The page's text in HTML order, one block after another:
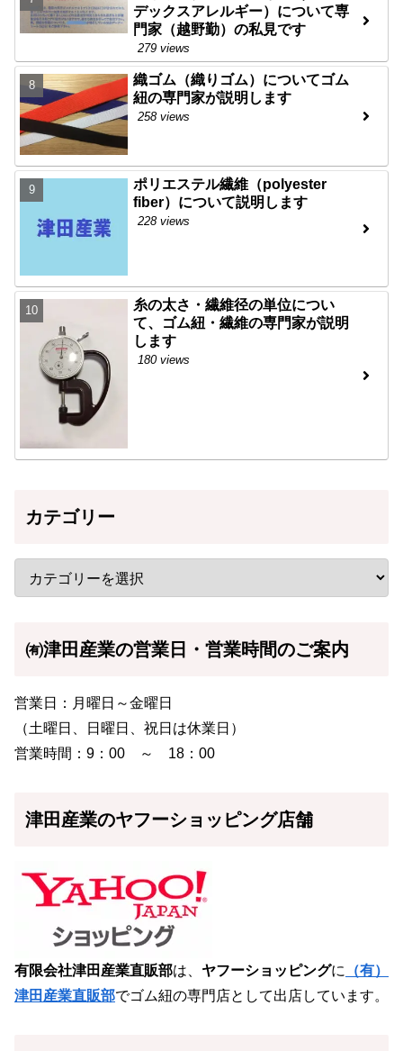
デックスアレルギー）について専
門家（越野勤）の私見です
279 views
織ゴム（織りゴム）についてゴム
紐の専門家が説明します
258 views
ポリエステル繊維（polyester
fiber）について説明します
228 views
糸の太さ・繊維径の単位につい
て、ゴム紐・繊維の専門家が説明
します
180 views
カテゴリー
㈲津田産業の営業日・営業時間のご案内
営業日：月曜日～金曜日
（土曜日、日曜日、祝日は休業日）
営業時間：9：00 ～ 18：00
津田産業のヤフーショッピング店舗
有限会社津田産業直販部は、 ヤフーショッピングに
（有）
津田産業直販部でゴム紐の専門店として出店しています。